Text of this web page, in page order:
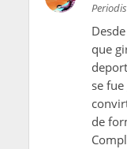
que
se
de